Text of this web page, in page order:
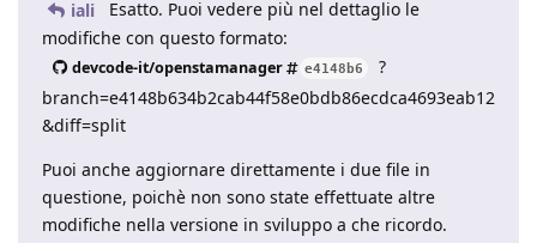
iali
Esatto. Puoi vedere più nel dettaglio le
modifiche con questo formato:
devcode-it/openstamanager e4148b6
?
branch=e4148b634b2cab44f58e0bdb86ecdca4693eab12
&diff=split
Puoi anche aggiornare direttamente i due file in
questione, poichè non sono state effettuate altre
modifiche nella versione in sviluppo a che ricordo.